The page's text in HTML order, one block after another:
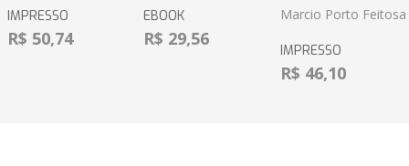
IMPRESSO
R$ 50,74
EBOOK
R$ 29,56
Marcio Porto Feitosa
IMPRESSO
R$ 46,10